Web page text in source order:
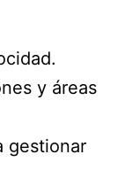
y áreas
gestionar